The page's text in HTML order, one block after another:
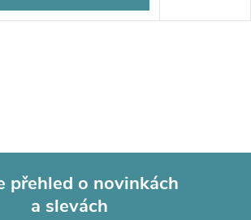
přehled o novinkách
a slevách